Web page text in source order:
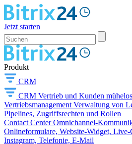
Jetzt starten
Produkt
CRM
CRM Vertrieb und Kunden
Vertriebsmanagement Verwaltung von
Pipelines, Zugriffsrechten und Rollen
Contact Center Omnichannel-
Onlineformulare, Website-Widget,
Instagram, Telefonie, E-Mail